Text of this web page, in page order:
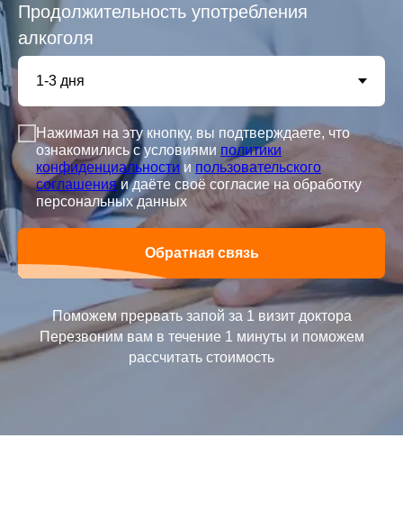
Продолжительность употребления
алкоголя
Нажимая на эту кнопку, вы подтверждаете, что
ознакомились с условиями политики
конфиденциальности и пользовательского
соглашенияи даёте своё согласие на обработку
персональных данных
Обратная связь
Поможем прервать запой за 1 визит доктора
Перезвоним вам в течение 1 минуты и поможем
рассчитать стоимость